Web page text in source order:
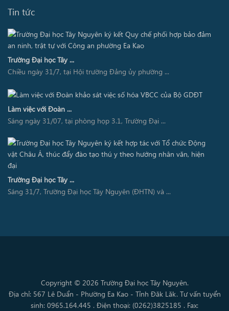
Tin tức
Trường Đại học Tây ...
Chiều ngày 31/7, tại Hội trường Đảng ủy phường ...
Làm việc với Đoàn ...
Sáng ngày 31/07, tại phòng họp 3.1, Trường Đại ...
Trường Đại học Tây ...
Sáng 31/7, Trường Đại học Tây Nguyên (ĐHTN) và ...
Copyright © 2026 Trường Đại học Tây Nguyên.
Địa chỉ: 567 Lê Duẩn - Phường Ea Kao - Tỉnh Đăk Lăk. Tư vấn tuyển
sinh: 0965.164.445 . Điện thoại: (0262)3825185 . Fax: